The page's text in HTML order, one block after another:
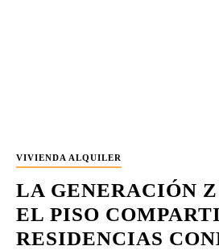
VIVIENDA ALQUILER
LA GENERACIÓN
EL PISO
RESIDENCIAS